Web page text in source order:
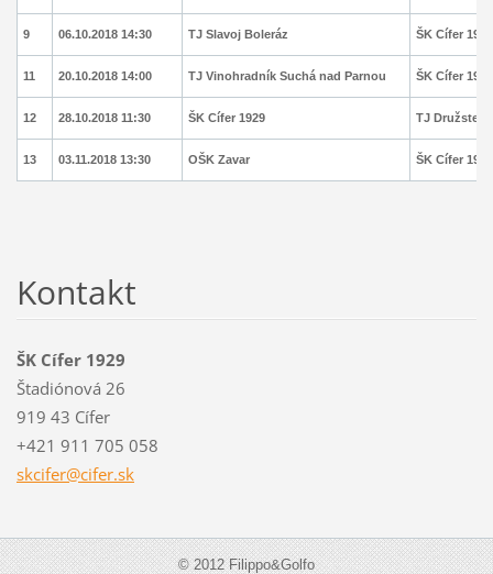
9 06.10.2018 14:30 TJ Slavoj Boleráz ŠK Cífer 1929
11 20.10.2018 14:00 TJ Vinohradník Suchá nad Parnou ŠK Cífer 1929
12 28.10.2018 11:30 ŠK Cífer 1929 TJ
13 03.11.2018 13:30 OŠK Zavar ŠK Cífer 1929
Kontakt
ŠK Cífer 1929
Štadiónová 26
919 43 Cífer
+421 911 705 058
skcifer@cifer.sk
© 2012 Filippo&Golfo